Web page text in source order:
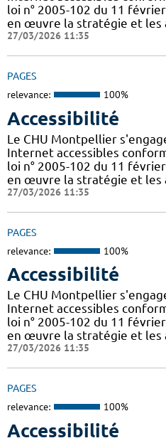
loi n° 2005-102 du 11
en œuvre la stratégie et les
27/03/2026 11:35
PAGES
relevance: 100%
Accessibilité
Le CHU Montpellier
Internet accessibles
loi n° 2005-102 du 11
en œuvre la stratégie et les
27/03/2026 11:35
PAGES
relevance: 100%
Accessibilité
Le CHU Montpellier
Internet accessibles
loi n° 2005-102 du 11
en œuvre la stratégie et les
27/03/2026 11:35
PAGES
relevance: 100%
Accessibilité